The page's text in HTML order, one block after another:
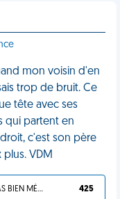
mon voisin d'en
trop de bruit. Ce
tête avec ses
qui partent en
c'est son père
VDM
TU L'AS BIEN MÉRITÉ 425